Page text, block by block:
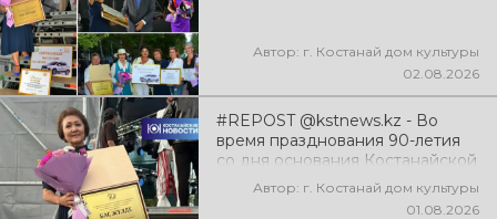
Автор: г. Костанай дом культуры
02.08.2026
#REPOST @kstnews.kz - Во
время празднования 90-летия
со дня основания Костанайской
области подвели итоги 38-го
фестиваля самодеятельного
Автор: г. Костанай дом культуры
01.08.2026